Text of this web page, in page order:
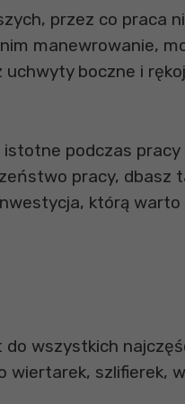
przez co praca
manewrowanie,
boczne i
podczas pracy
pracy, dbasz
którą warto
wszystkich
wiertarek, szlifierek,